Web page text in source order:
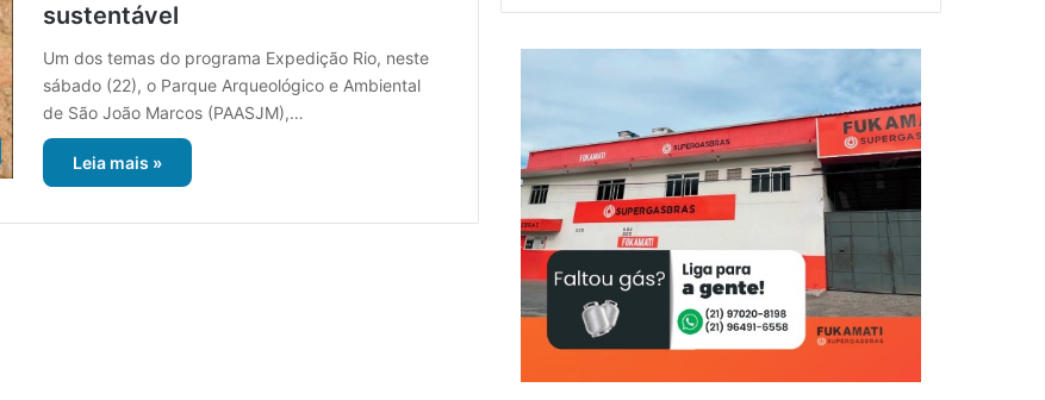
sustentável
Um dos temas do programa Expedição Rio, neste
sábado (22), o Parque Arqueológico e Ambiental
de São João Marcos (PAASJM),…
Leia mais »